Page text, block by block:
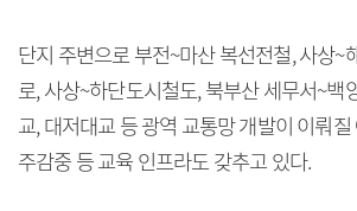
단지 주변으로 부전~마산 복선전철, 사상~
로, 사상~하단도시철도, 북부산 세무서~백
교, 대저대교 등 광역 교통망 개발이 이뤄
주감중 등 교육 인프라도 갖추고 있다.